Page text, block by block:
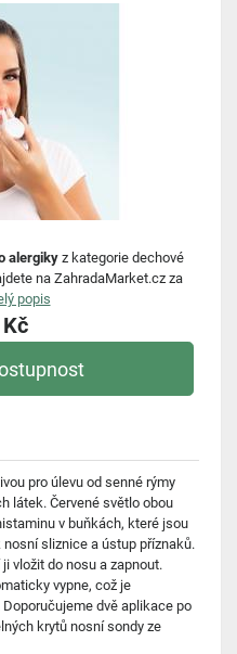
alergiky z kategorie dechové
na ZahradaMarket.cz za
popis
pro úlevu od senné rýmy
látek. Červené světlo obou
v buňkách, které jsou
sliznice a ústup příznaků.
vložit do nosu a zapnout.
vypne, což je
dvě aplikace po
krytů nosní sondy ze